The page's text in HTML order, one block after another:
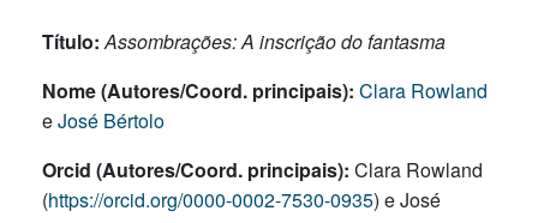
Título: Assombrações: A inscrição do fantasma
Nome (Autores/Coord. principais): Clara Rowland
eJosé Bértolo
Orcid (Autores/Coord. principais): Clara Rowland
(https://orcid.org/0000-0002-7530-0935) e José